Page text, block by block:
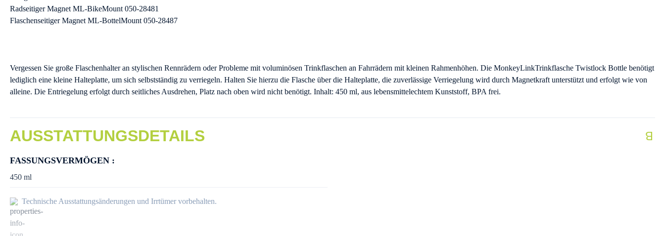
Radseitiger Magnet ML-BikeMount 050-28481
Flaschenseitiger Magnet ML-BottelMount 050-28487
Vergessen Sie große Flaschenhalter an stylischen Rennrädern oder Probleme mit voluminösen Trinkflaschen an Fahrrädern mit kleinen Rahmenhöhen. Die MonkeyLinkTrinkflasche Twistlock Bottle benötigt
lediglich eine kleine Halteplatte, um sich selbstständig zu verriegeln. Halten Sie hierzu die Flasche über die Halteplatte, die zuverlässige Verriegelung wird durch Magnetkraft unterstützt und erfolgt wie von
alleine. Die Entriegelung erfolgt durch seitliches Ausdrehen, Platz nach oben wird nicht benötigt. Inhalt: 450 ml, aus lebensmittelechtem Kunststoff, BPA frei.
AUSSTATTUNGSDETAILS
FASSUNGSVERMÖGEN :
450 ml
Technische Ausstattungsänderungen und Irrtümer vorbehalten.